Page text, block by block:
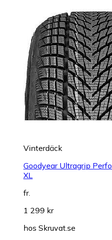
Vinterdäck
Goodyear Ultragrip
XL
fr.
1 299 kr
hos Skruvat.se